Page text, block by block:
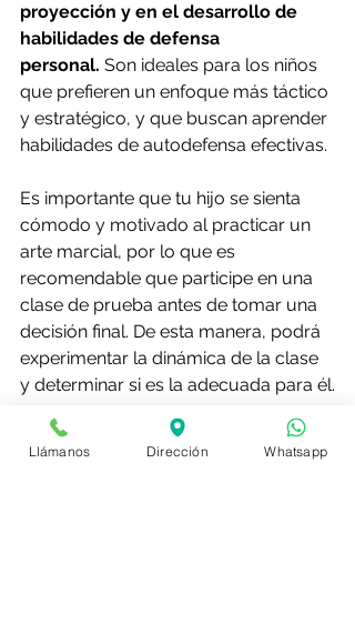
proyección y en el desarrollo de
habilidades de defensa
personal. Son ideales para los niños
que prefieren un enfoque más táctico
y estratégico, y que buscan aprender
habilidades de autodefensa efectivas.
Es importante que tu hijo se sienta
cómodo y motivado al practicar un
arte marcial, por lo que es
recomendable que participe en una
clase de prueba antes de tomar una
decisión final. De esta manera, podrá
experimentar la dinámica de la clase
y determinar si es la adecuada para él.
Llámanos Dirección Whatsapp